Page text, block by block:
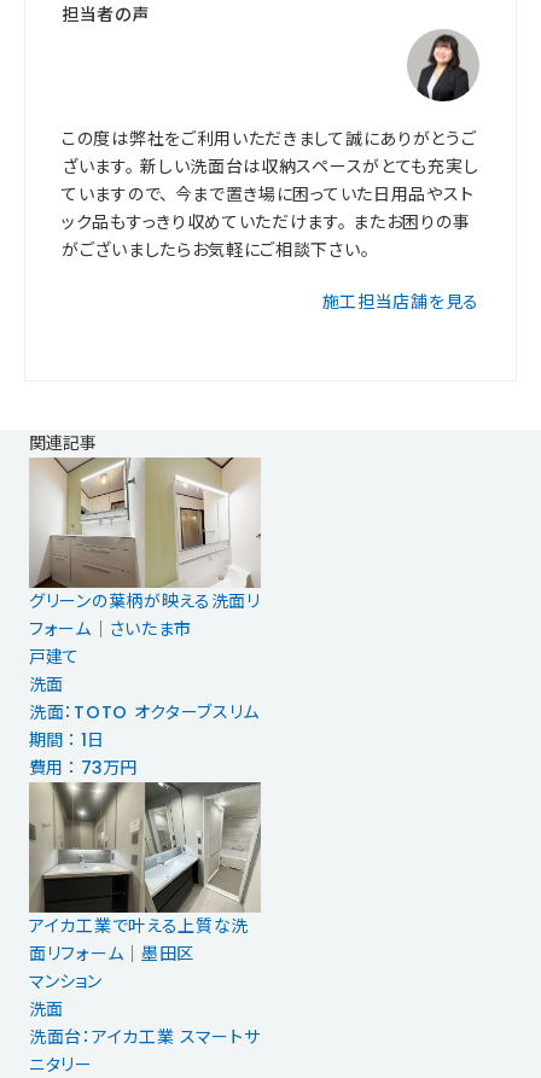
担当者の声
この度は弊社をご利用いただきまして誠にありがとうご
ざいます。 新しい洗面台は収納スペースがとても充実し
ていますので、 今まで置き場に困っていた日用品やスト
ック品もすっきり収めていただけます。 またお困りの事
がございましたらお気軽にご相談下さい。
施工担当店舗を見る
関連記事
グリーンの葉柄が映える洗面リ
フォーム｜さいたま市
戸建て
洗面
洗面：TOTO オクターブスリム
期間 ： 1日
費用 ： 73万円
アイカ工業で叶える上質な洗
面リフォーム｜墨田区
マンション
洗面
洗面台：アイカ工業 スマートサ
ニタリー